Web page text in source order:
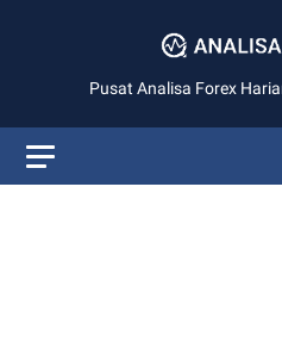
Pusat Analisa Forex